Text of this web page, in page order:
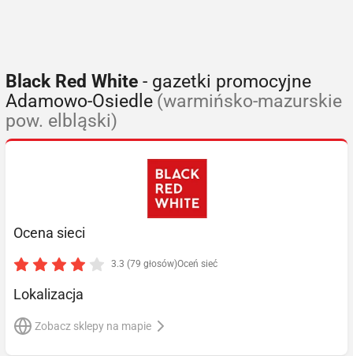
Black Red White - gazetki promocyjne
Adamowo-Osiedle (warmińsko-mazurskie
pow. elbląski)
Ocena sieci
3.3 (79 głosów)Oceń sieć
Lokalizacja
Zobacz sklepy na mapie